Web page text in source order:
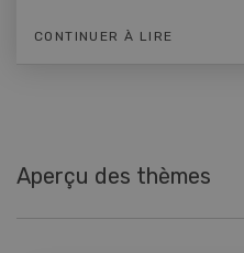
CONTINUER À LIRE
Aperçu des thèmes